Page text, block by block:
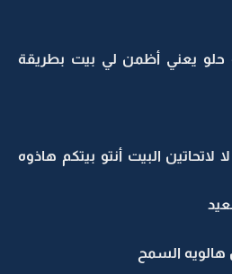
حلو يعني أظمن لي بيت بطريقة
البيت أنتو بيتكم هاذوه
هالويه السمح